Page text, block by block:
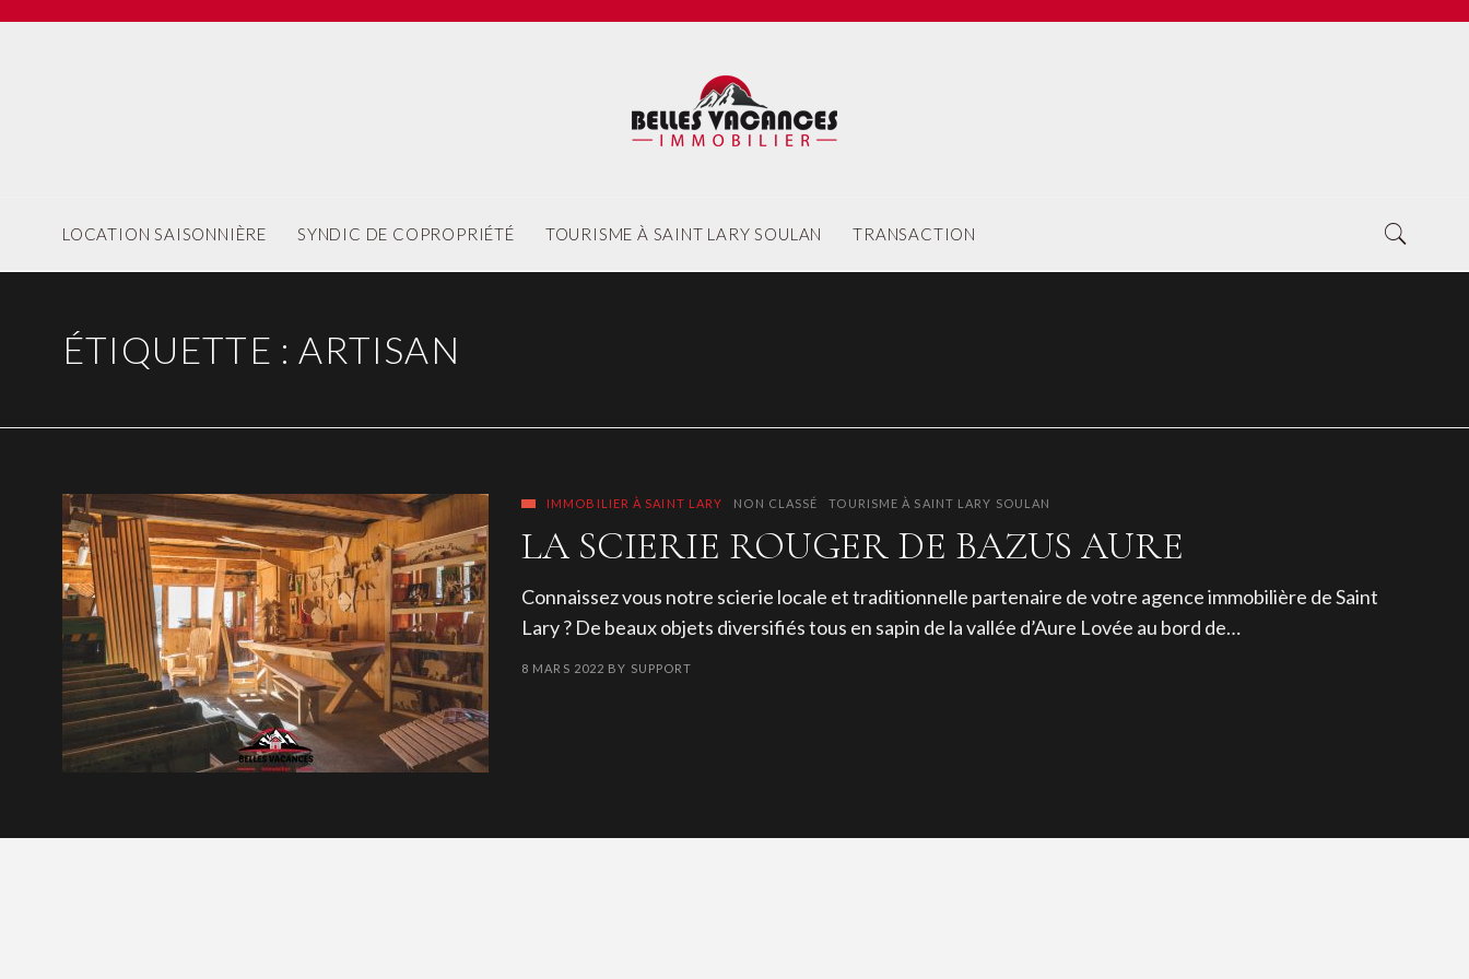
LOCATION SAISONNIÈRE SYNDIC DE COPROPRIÉTÉ TOURISME À SAINT LARY SOULAN TRANSACTION
ÉTIQUETTE : ARTISAN
IMMOBILIER À SAINT LARY NON CLASSÉ TOURISME À SAINT LARY SOULAN
LA SCIERIE ROUGER DE BAZUS AURE
Connaissez vous notre scierie locale et traditionnelle partenaire de votre agence immobilière de Saint
Lary ? De beaux objets diversifiés tous en sapin de la vallée d’Aure Lovée au bord de…
8 MARS 2022 BY SUPPORT